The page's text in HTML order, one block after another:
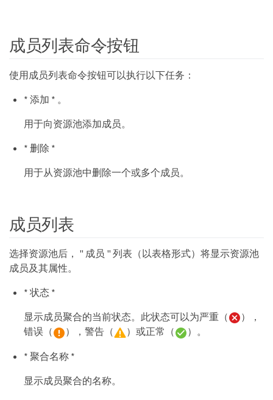
成员列表命令按钮
使用成员列表命令按钮可以执行以下任务：
* 添加 * 。
用于向资源池添加成员。
* 删除 *
用于从资源池中删除一个或多个成员。
成员列表
选择资源池后， " 成员 " 列表（以表格形式）将显示资源池
成员及其属性。
* 状态 *
显示成员聚合的当前状态。此状态可以为严重（
），
错误（
），警告（ ）或正常（ ）。
* 聚合名称 *
显示成员聚合的名称。